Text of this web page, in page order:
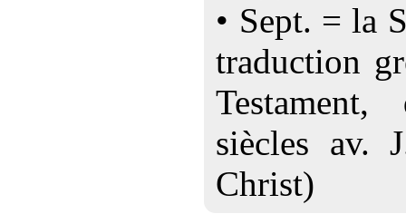
• Sept. = la
traduction
siècles av.
Christ)